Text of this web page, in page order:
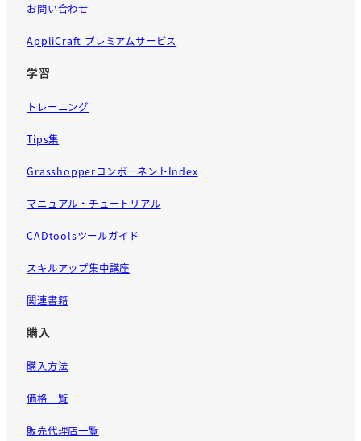
お問い合わせ
AppliCraft プレミアムサービス
学習
トレーニング
Tips集
GrasshopperコンポーネントIndex
マニュアル・チュートリアル
CADtoolsツールガイド
スキルアップ集中講座
関連書籍
購入
購入方法
価格一覧
販売代理店一覧